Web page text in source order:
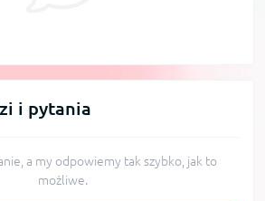
i pytania
a my odpowiemy tak szybko, jak to
możliwe.